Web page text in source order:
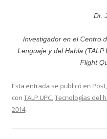
Dr.
Investigador en el Centro
Lenguaje y del Habla
Flight
Esta entrada se publicó en Post,
con TALP UPC,Tecnologías del
2014.